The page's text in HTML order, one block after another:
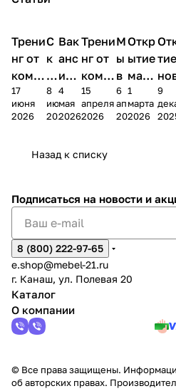
Трени
нг от
комп
ании
Мело
17
июня
2026
С
к
и
д
к
2
8
июня
2026
Вак
анс
ия в
Чеб
окс
4
мая
2026
Трени
нг от
комп
ании
Мело
15
апреля
2026
М
ы
в
М
А
6
апреля
2026
Откр
ытие
мага
зина
в
1
марта
2026
тие
о
9
Назад к списку
Подписаться на новости и
8 (800) 222-97-65
e.shop@mebel-21.ru
г. Канаш, ул. Полевая 20
Каталог
О компании
© Все права защищены.
об авторских правах.